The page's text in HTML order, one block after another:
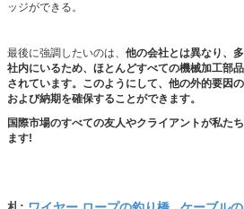
ッジができる。
最後に強調したいのは、 他の会社とは異なり、
社内にいるため、ほとんどすべての機械加工部
されています。このようにして、他の外的要因
および納期を確保することができます。
国際市場のすべての友人やクライアントが私た
ます!